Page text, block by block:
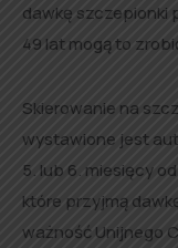
dawkę szczepionki
49 lat mogą to
Skierowanie na
wystawione jest
5. lub 6. miesięcy
które przyjmą
ważność Unijnego